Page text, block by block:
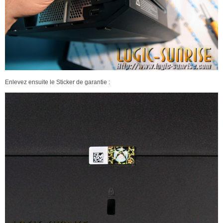
Enlevez ensuite le Sticker de garantie :